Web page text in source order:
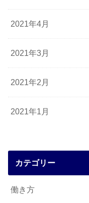
2021年4月
2021年3月
2021年2月
2021年1月
カテゴリー
働き方